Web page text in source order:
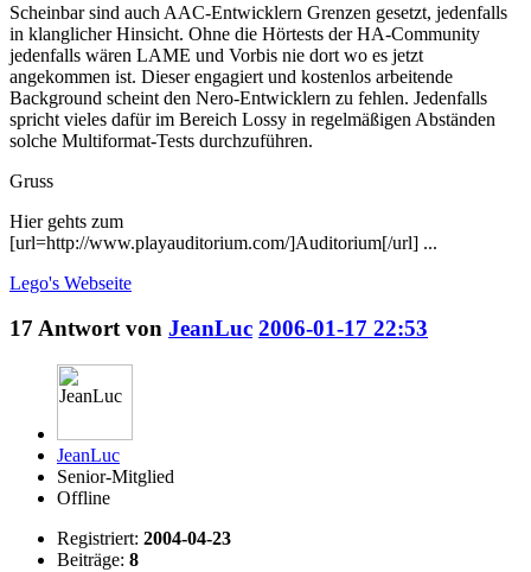
Scheinbar sind auch AAC-Entwicklern Grenzen gesetzt, jedenfalls
in klanglicher Hinsicht. Ohne die Hörtests der HA-Community
jedenfalls wären LAME und Vorbis nie dort wo es jetzt
angekommen ist. Dieser engagiert und kostenlos arbeitende
Background scheint den Nero-Entwicklern zu fehlen. Jedenfalls
spricht vieles dafür im Bereich Lossy in regelmäßigen Abständen
solche Multiformat-Tests durchzuführen.
Gruss
Hier gehts zum
[url=http://www.playauditorium.com/]Auditorium[/url] ...
Lego's Webseite
17 Antwort von JeanLuc 2006-01-17 22:53
JeanLuc
Senior-Mitglied
Offline
Registriert: 2004-04-23
Beiträge: 8